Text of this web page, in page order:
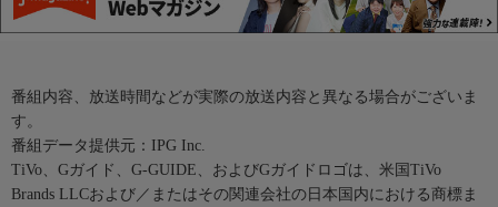
番組内容、放送時間などが実際の放送内容と異なる場合がございま
す。
番組データ提供元：IPG Inc.
TiVo、Gガイド、G-GUIDE、およびGガイドロゴは、米国TiVo
Brands LLCおよび／またはその関連会社の日本国内における商標ま